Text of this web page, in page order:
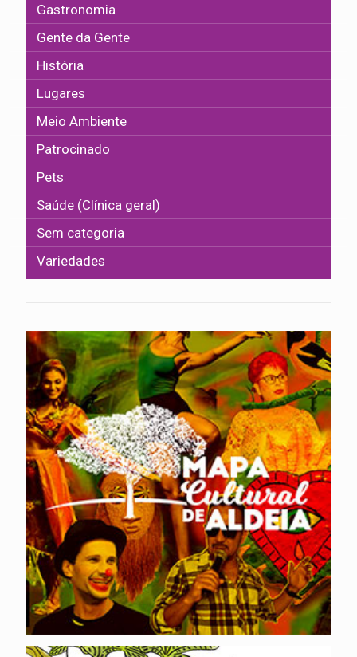
Gastronomia
Gente da Gente
História
Lugares
Meio Ambiente
Patrocinado
Pets
Saúde (Clínica geral)
Sem categoria
Variedades